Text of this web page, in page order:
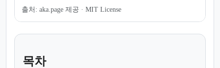
출처: aka.page 제공 · MIT License
목차